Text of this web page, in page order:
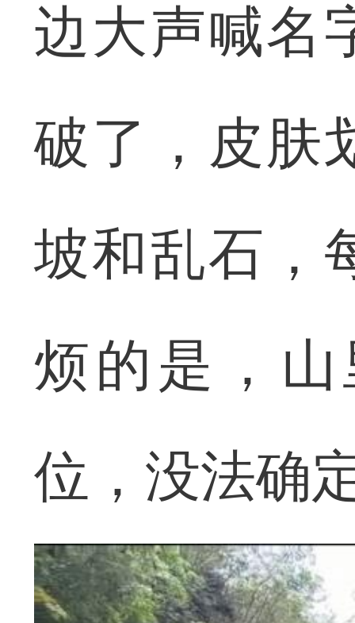
边大声喊名
破了，皮肤
坡和乱石，
烦的是，
位，没法确